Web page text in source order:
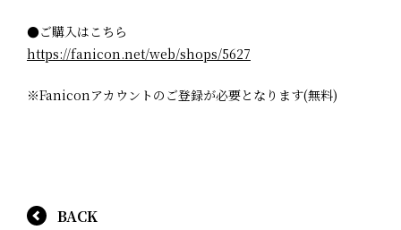
●ご購入はこちら
https://fanicon.net/web/shops/5627
※Faniconアカウントのご登録が必要となります(無料)
BACK